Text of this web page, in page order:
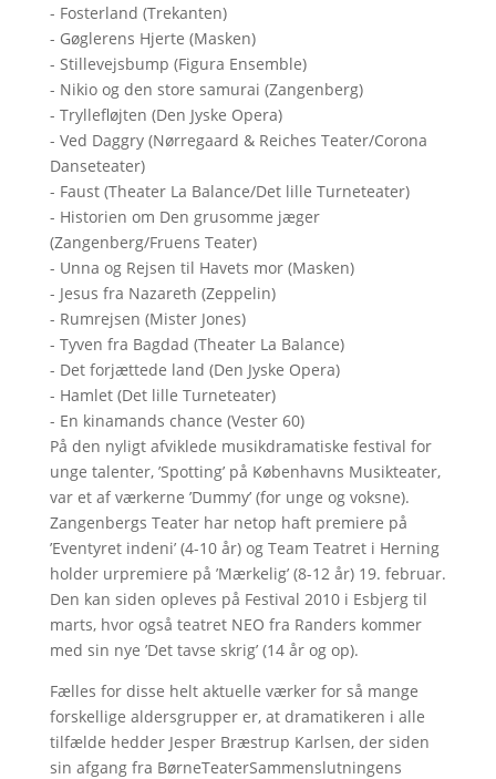
- Fosterland (Trekanten)
- Gøglerens Hjerte (Masken)
- Stillevejsbump (Figura Ensemble)
- Nikio og den store samurai (Zangenberg)
- Tryllefløjten (Den Jyske Opera)
- Ved Daggry (Nørregaard & Reiches Teater/Corona
Danseteater)
- Faust (Theater La Balance/Det lille Turneteater)
- Historien om Den grusomme jæger
(Zangenberg/Fruens Teater)
- Unna og Rejsen til Havets mor (Masken)
- Jesus fra Nazareth (Zeppelin)
- Rumrejsen (Mister Jones)
- Tyven fra Bagdad (Theater La Balance)
- Det forjættede land (Den Jyske Opera)
- Hamlet (Det lille Turneteater)
- En kinamands chance (Vester 60)
På den nyligt afviklede musikdramatiske festival for
unge talenter, ’Spotting’ på Københavns Musikteater,
var et af værkerne ’Dummy’ (for unge og voksne).
Zangenbergs Teater har netop haft premiere på
’Eventyret indeni’ (4-10 år) og Team Teatret i Herning
holder urpremiere på ’Mærkelig’ (8-12 år) 19. februar.
Den kan siden opleves på Festival 2010 i Esbjerg til
marts, hvor også teatret NEO fra Randers kommer
med sin nye ’Det tavse skrig’ (14 år og op).
Fælles for disse helt aktuelle værker for så mange
forskellige aldersgrupper er, at dramatikeren i alle
tilfælde hedder Jesper Bræstrup Karlsen, der siden
sin afgang fra BørneTeaterSammenslutningens